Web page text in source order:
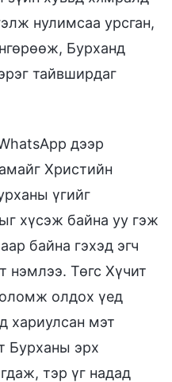
нулимсаа урсган,
Бурханд
тайвширдаг
дээр
Христийн
үгийг
хүсэж байна уу гэж
байна гэхэд эгч
нэмлээ. Төгс Хүчит
олдох үед
хариулсан мэт
Бурханы эрх
тэр үг надад